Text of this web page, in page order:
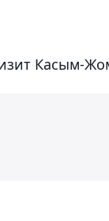
Касым-